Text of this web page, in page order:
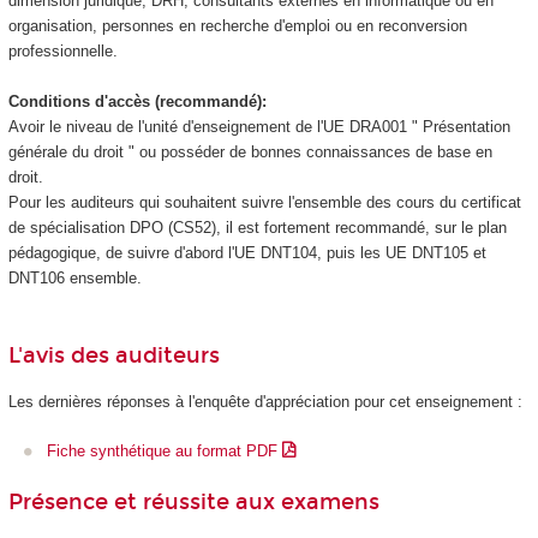
organisation, personnes en recherche d'emploi ou en reconversion
professionnelle.
Conditions d'accès (recommandé):
Avoir le niveau de l'unité d'enseignement de l'UE DRA001 " Présentation
générale du droit " ou posséder de bonnes connaissances de base en
droit.
Pour les auditeurs qui souhaitent suivre l'ensemble des cours du certificat
de spécialisation DPO (CS52), il est fortement recommandé, sur le plan
pédagogique, de suivre d'abord l'UE DNT104, puis les UE DNT105 et
DNT106 ensemble.
L'avis des auditeurs
Les dernières réponses à l'enquête d'appréciation pour cet enseignement :
Fiche synthétique au format PDF
Présence et réussite aux examens